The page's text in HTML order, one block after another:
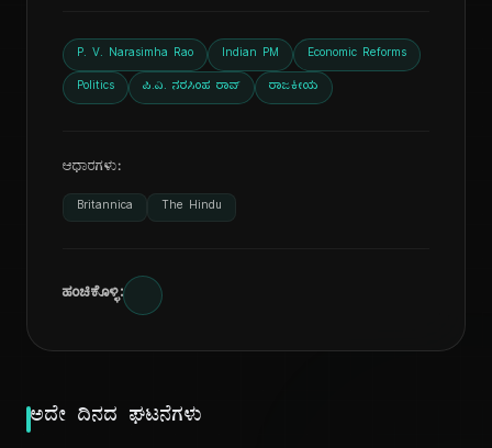
P. V. Narasimha Rao Indian PM Economic Reforms
Politics ಪಿ.ವಿ. ನರಸಿಂಹ ರಾವ್ ರಾಜಕೀಯ
ಆಧಾರಗಳು:
Britannica The Hindu
ಹಂಚಿಕೊಳ್ಳಿ:
ಅದೇ ದಿನದ ಘಟನೆಗಳು